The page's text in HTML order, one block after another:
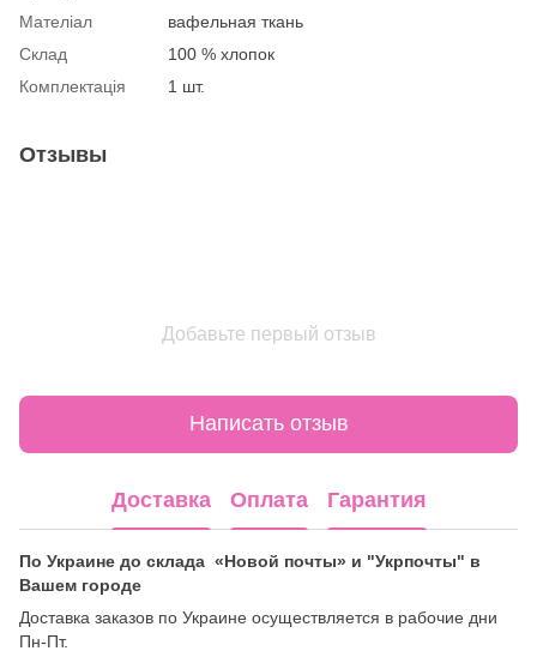
Мателіал
вафельная ткань
Склад
100 % хлопок
Комплектація
1 шт.
Отзывы
Добавьте первый отзыв
Написать отзыв
Доставка Оплата Гарантия
По Украине до склада «Новой почты» и "Укрпочты" в
Вашем городе
Доставка заказов по Украине осуществляется в рабочие дни
Пн-Пт.